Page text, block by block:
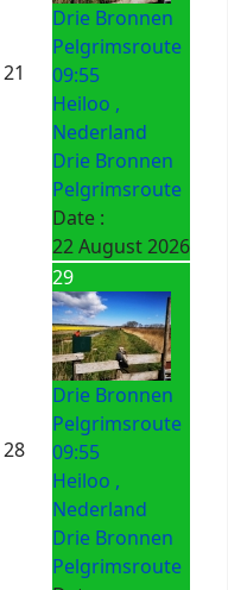
21
Drie Bronnen
Pelgrimsroute
09:55
Heiloo ,
Nederland
Drie Bronnen
Pelgrimsroute
Date :
22 August 2026
28
29
Drie Bronnen
Pelgrimsroute
09:55
Heiloo ,
Nederland
Drie Bronnen
Pelgrimsroute